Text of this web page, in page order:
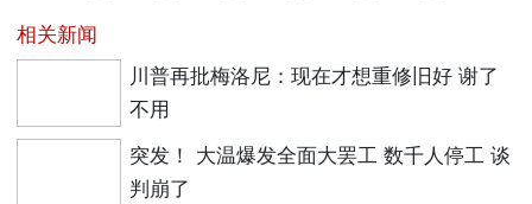
相关新闻
川普再批梅洛尼：现在才想重修旧好 谢了
不用
突发！ 大温爆发全面大罢工 数千人停工 谈
判崩了